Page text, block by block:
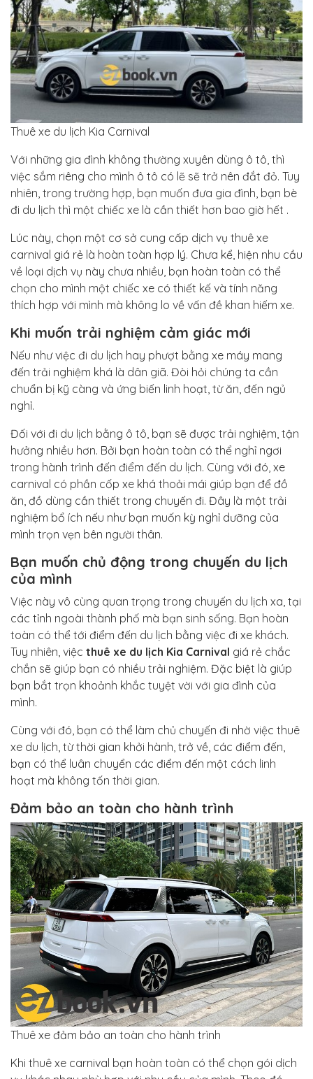
Thuê xe du lịch Kia Carnival
Với những gia đình không thường xuyên dùng ô tô, thì
việc sắm riêng cho mình ô tô có lẽ sẽ trở nên đắt đỏ. Tuy
nhiên, trong trường hợp, bạn muốn đưa gia đình, bạn bè
đi du lịch thì một chiếc xe là cần thiết hơn bao giờ hết .
Lúc này, chọn một cơ sở cung cấp dịch vụ thuê xe
carnival giá rẻ là hoàn toàn hợp lý. Chưa kể, hiện nhu cầu
về loại dịch vụ này chưa nhiều, bạn hoàn toàn có thể
chọn cho mình một chiếc xe có thiết kế và tính năng
thích hợp với mình mà không lo về vấn đề khan hiếm xe.
Khi muốn trải nghiệm cảm giác mới
Nếu như việc đi du lịch hay phượt bằng xe máy mang
đến trải nghiệm khá là dân giã. Đòi hỏi chúng ta cần
chuẩn bị kỹ càng và ứng biến linh hoạt, từ ăn, đến ngủ
nghỉ.
Đối với đi du lịch bằng ô tô, bạn sẽ được trải nghiệm, tận
hưởng nhiều hơn. Bởi bạn hoàn toàn có thể nghỉ ngơi
trong hành trình đến điểm đến du lịch. Cùng với đó, xe
carnival có phần cốp xe khá thoải mái giúp bạn để đồ
ăn, đồ dùng cần thiết trong chuyến đi. Đây là một trải
nghiệm bổ ích nếu như bạn muốn kỳ nghỉ dưỡng của
mình trọn vẹn bên người thân.
Bạn muốn chủ động trong chuyến du lịch
của mình
Việc này vô cùng quan trọng trong chuyến du lịch xa, tại
các tỉnh ngoài thành phố mà bạn sinh sống. Bạn hoàn
toàn có thể tới điểm đến du lịch bằng việc đi xe khách.
Tuy nhiên, việc thuê xe du lịch Kia Carnival giá rẻ chắc
chắn sẽ giúp bạn có nhiều trải nghiệm. Đặc biệt là giúp
bạn bắt trọn khoảnh khắc tuyệt vời với gia đình của
mình.
Cùng với đó, bạn có thể làm chủ chuyến đi nhờ việc thuê
xe du lịch, từ thời gian khởi hành, trở về, các điểm đến,
bạn có thể luân chuyển các điểm đến một cách linh
hoạt mà không tốn thời gian.
Đảm bảo an toàn cho hành trình
Thuê xe đảm bảo an toàn cho hành trình
Khi thuê xe carnival bạn hoàn toàn có thể chọn gói dịch